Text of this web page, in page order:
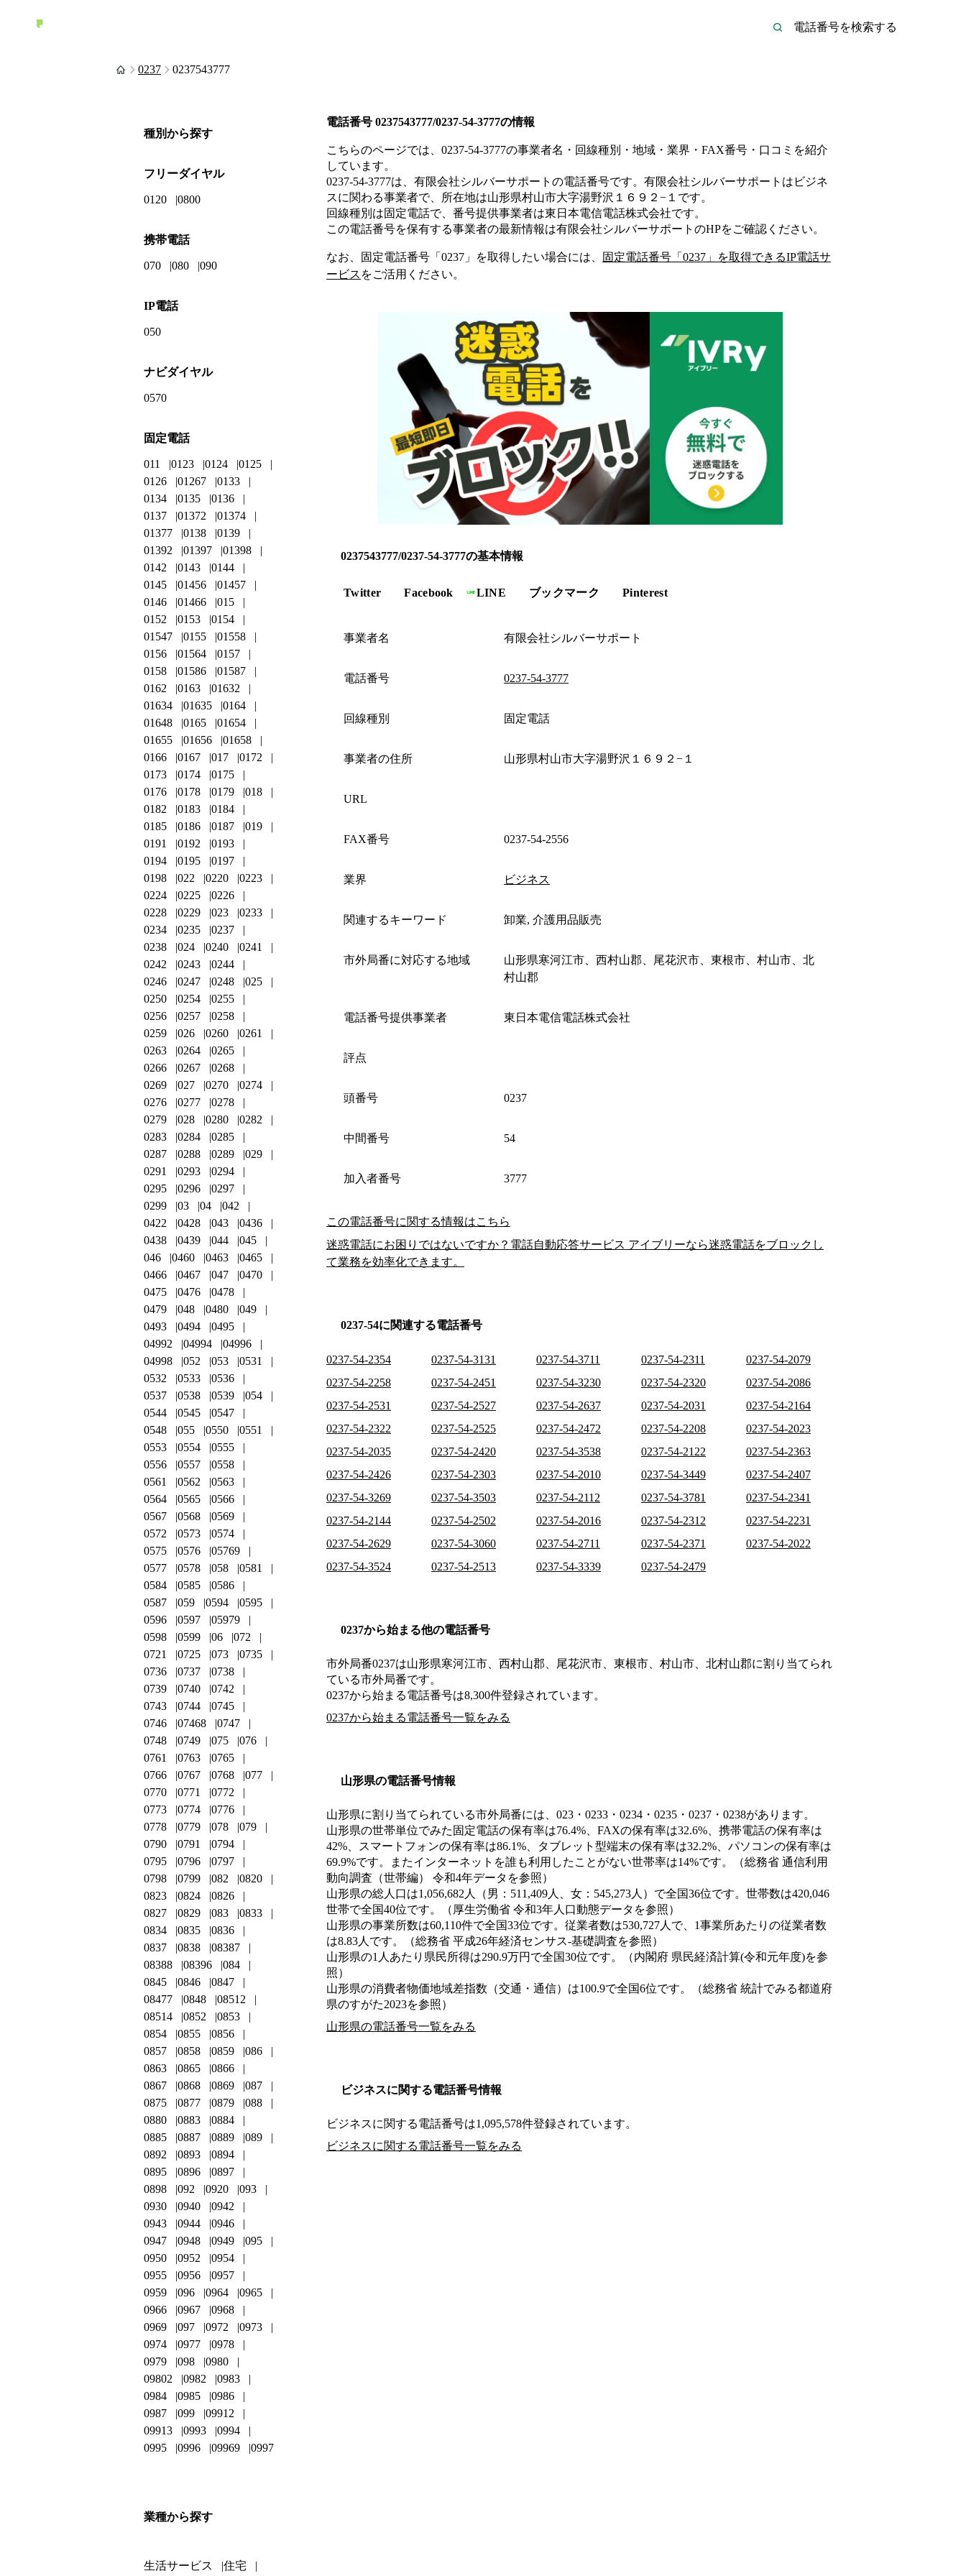
0237 0237543777
電話番号 0237543777/0237-54-3777の情報
こちらのページでは、 0237-54-3777の事業者名・回線種別・地域・業界・FAX番号・口コミを紹介
しています。
0237-54-3777は、 有限会社シルバーサポート の電話番号です。 有限会社シルバーサポートは ビジネ
スに関わる事業者で、所在地は山形県村山市大字湯野沢１６９２−１ です。
回線種別は固定電話で、番号提供事業者は東日本電信電話株式会社です。
この電話番号を保有する事業者の最新情報は有限会社シルバーサポート のHPをご確認ください。
なお、固定電話番号「 0237 」を取得したい場合には、 固定電話番号「 0237 」を取得できるIP電話サ
ービス をご活用ください。
0237543777/0237-54-3777の基本情報
Twitter Facebook LINE ブックマーク Pinterest
事業者名 有限会社シルバーサポート
電話番号 0237-54-3777
回線種別 固定電話
事業者の住所 山形県村山市大字湯野沢１６９２−１
URL
FAX番号 0237-54-2556
業界 ビジネス
関連するキーワード 卸業, 介護用品販売
市外局番に対応する地域
山形県寒河江市、西村山郡、尾花沢市、東根市、村山市、北
村山郡
電話番号提供事業者 東日本電信電話株式会社
評点
頭番号 0237
中間番号 54
加入者番号 3777
この電話番号に関する情報はこちら
迷惑電話にお困りではないですか？電話自動応答サービス アイブリーなら迷惑電話をブロックし
て業務を効率化できます。
0237-54に関連する電話番号
0237-54-2354 0237-54-3131 0237-54-3711 0237-54-2311
0237-54-2079
0237-54-2258
0237-54-2451 0237-54-3230 0237-54-2320
0237-54-2086
0237-54-2531
0237-54-2527 0237-54-2637 0237-54-2031
0237-54-2164
0237-54-2322
0237-54-2525 0237-54-2472 0237-54-2208
0237-54-2023
0237-54-2035
0237-54-2420 0237-54-3538 0237-54-2122
0237-54-2363
0237-54-2426
0237-54-2303 0237-54-2010 0237-54-3449
0237-54-2407
0237-54-3269
0237-54-3503 0237-54-2112 0237-54-3781
0237-54-2341
0237-54-2144
0237-54-2502 0237-54-2016 0237-54-2312
0237-54-2231
0237-54-2629
0237-54-3060 0237-54-2711 0237-54-2371
0237-54-2022
0237-54-3524
0237-54-2513 0237-54-3339 0237-54-2479
0237から始まる他の電話番号
市外局番0237は山形県寒河江市、西村山郡、尾花沢市、東根市、村山市、北村山郡に割り当てられ
ている市外局番です。
0237から始まる電話番号は8,300件登録されています。
0237から始まる電話番号一覧をみる
山形県の電話番号情報
山形県に割り当てられている市外局番には、023・0233・0234・0235・0237・0238があります。
山形県の世帯単位でみた固定電話の保有率は76.4%、FAXの保有率は32.6%、携帯電話の保有率は
42%、スマートフォンの保有率は86.1%、タブレット型端末の保有率は32.2%、パソコンの保有率は
69.9%です。またインターネットを誰も利用したことがない世帯率は14%です。（総務省 通信利用
動向調査（世帯編） 令和4年データを参照）
山形県の総人口は1,056,682人（男：511,409人、女：545,273人）で全国36位です。世帯数は420,046
世帯で全国40位です。（厚生労働省 令和3年人口動態データを参照）
山形県の事業所数は60,110件で全国33位です。従業者数は530,727人で、1事業所あたりの従業者数
は8.83人です。（総務省 平成26年経済センサス‐基礎調査を参照）
山形県の1人あたり県民所得は290.9万円で全国30位です。（内閣府 県民経済計算(令和元年度)を参
照）
山形県の消費者物価地域差指数（交通・通信）は100.9で全国6位です。（総務省 統計でみる都道府
県のすがた2023を参照）
山形県の電話番号一覧をみる
ビジネスに関する電話番号情報
ビジネスに関する電話番号は1,095,578件登録されています。
ビジネスに関する電話番号一覧をみる
種別から探す
フリーダイヤル
0120 0800
携帯電話
070 080 090
IP電話
050
ナビダイヤル
0570
固定電話
011 0123 0124
0125
0126
01267
0133
0134
0135
0136
0137
01372
01374
01377
0138
0139
01392
01397
01398
0142
0143
0144
0145
01456
01457
0146
01466
015
0152
0153
0154
01547
0155
01558
0156
01564
0157
0158
01586
01587
0162
0163
01632
01634
01635
0164
01648
0165
01654
01655
01656
01658
0166
0167 017
0172
0173
0174
0175
0176
0178 0179
018
0182
0183
0184
0185
0186 0187
019
0191
0192
0193
0194
0195
0197
0198
022 0220
0223
0224
0225
0226
0228
0229 023
0233
0234
0235
0237
0238
024 0240
0241
0242
0243
0244
0246
0247 0248
025
0250
0254
0255
0256
0257
0258
0259
026 0260
0261
0263
0264
0265
0266
0267
0268
0269
027 0270
0274
0276
0277
0278
0279
028 0280
0282
0283
0284
0285
0287
0288 0289
029
0291
0293
0294
0295
0296
0297
0299
03 04
042
0422
0428 043
0436
0438
0439 044
045
046
0460 0463
0465
0466
0467 047
0470
0475
0476
0478
0479
048 0480
049
0493
0494
0495
04992
04994
04996
04998
052 053
0531
0532
0533
0536
0537
0538 0539
054
0544
0545
0547
0548
055 0550
0551
0553
0554
0555
0556
0557
0558
0561
0562
0563
0564
0565
0566
0567
0568
0569
0572
0573
0574
0575
0576
05769
0577
0578 058
0581
0584
0585
0586
0587
059 0594
0595
0596
0597
05979
0598
0599 06
072
0721
0725 073
0735
0736
0737
0738
0739
0740
0742
0743
0744
0745
0746
07468
0747
0748
0749 075
076
0761
0763
0765
0766
0767 0768
077
0770
0771
0772
0773
0774
0776
0778
0779 078
079
0790
0791
0794
0795
0796
0797
0798
0799 082
0820
0823
0824
0826
0827
0829 083
0833
0834
0835
0836
0837
0838
08387
08388
08396
084
0845
0846
0847
08477
0848
08512
08514
0852
0853
0854
0855
0856
0857
0858 0859
086
0863
0865
0866
0867
0868 0869
087
0875
0877 0879
088
0880
0883
0884
0885
0887 0889
089
0892
0893
0894
0895
0896
0897
0898
092 0920
093
0930
0940
0942
0943
0944
0946
0947
0948 0949
095
0950
0952
0954
0955
0956
0957
0959
096 0964
0965
0966
0967
0968
0969
097 0972
0973
0974
0977
0978
0979
098
0980
09802
0982
0983
0984
0985
0986
0987
099
09912
09913
0993
0994
0995
0996 09969 0997
業種から探す
生活サービス 住宅